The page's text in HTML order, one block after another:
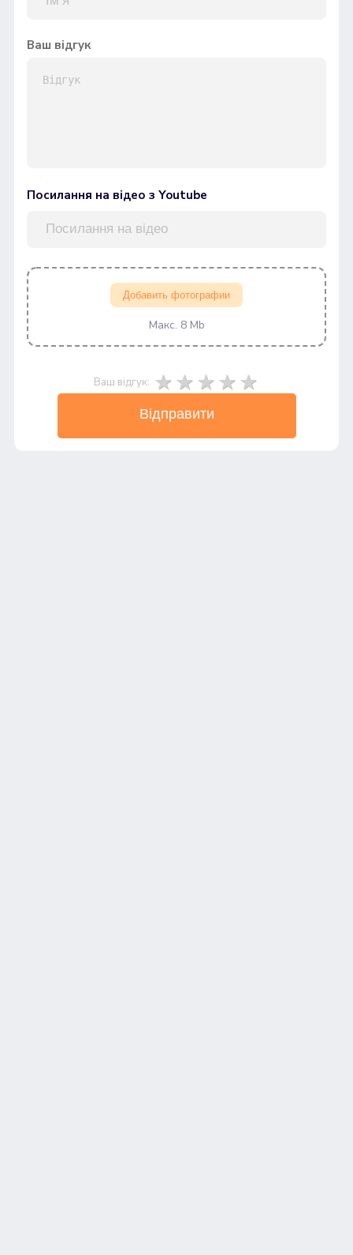
Ваш відгук
Посилання на відео з Youtube
Добавить фотографии
Макс. 8 Mb
Ваш відгук:
Відправити